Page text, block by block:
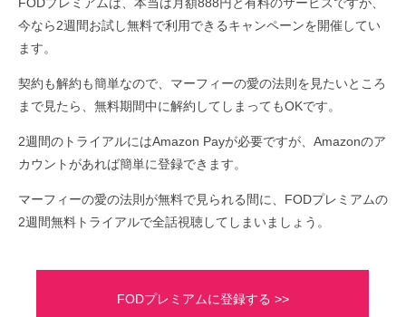
FODプレミアムは、本当は月額888円と有料のサービスですが、
今なら2週間お試し無料で利用できるキャンペーンを開催してい
ます。
契約も解約も簡単なので、マーフィーの愛の法則を見たいところ
まで見たら、無料期間中に解約してしまってもOKです。
2週間のトライアルにはAmazon Payが必要ですが、Amazonのア
カウントがあれば簡単に登録できます。
マーフィーの愛の法則が無料で見られる間に、FODプレミアムの
2週間無料トライアルで全話視聴してしまいましょう。
FODプレミアムに登録する >>